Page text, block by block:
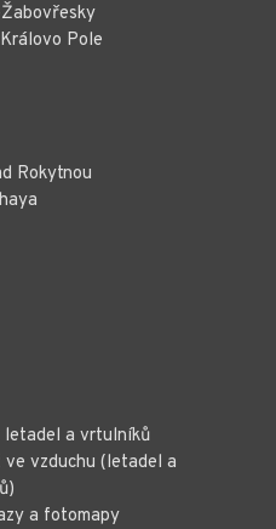
Pole
Rokytnou
a vrtulníků
vzduchu (letadel a
a fotomapy